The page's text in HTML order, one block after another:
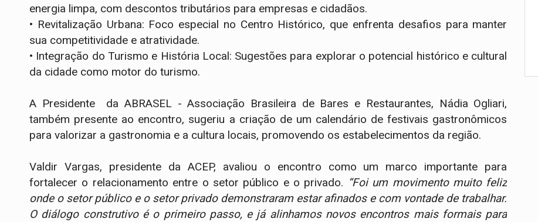
energia limpa, com descontos tributários para empresas e cidadãos.
• Revitalização Urbana: Foco especial no Centro Histórico, que enfrenta desafios para manter
sua competitividade e atratividade.
• Integração do Turismo e História Local: Sugestões para explorar o potencial histórico e cultural
da cidade como motor do turismo.
A Presidente da ABRASEL - Associação Brasileira de Bares e Restaurantes, Nádia Ogliari,
também presente ao encontro, sugeriu a criação de um calendário de festivais gastronômicos
para valorizar a gastronomia e a cultura locais, promovendo os estabelecimentos da região.
Valdir Vargas, presidente da ACEP, avaliou o encontro como um marco importante para
fortalecer o relacionamento entre o setor público e o privado. “Foi um movimento muito feliz
onde o setor público e o setor privado demonstraram estar afinados e com vontade de trabalhar.
O diálogo construtivo é o primeiro passo, e já alinhamos novos encontros mais formais para